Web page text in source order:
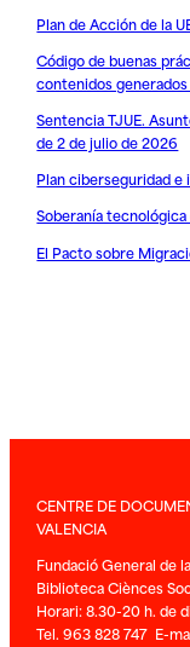
Plan de Acción de la
Código de buenas
contenidos
Sentencia TJUE.
de 2 de julio de 2026
Plan ciberseguridad
Soberanía
El Pacto sobre
CENTRE DE
VALENCIA
Fundació General de
Biblioteca Ciènces
Horari: 8.30-20 h. de
Tel. 963 828 747 E-